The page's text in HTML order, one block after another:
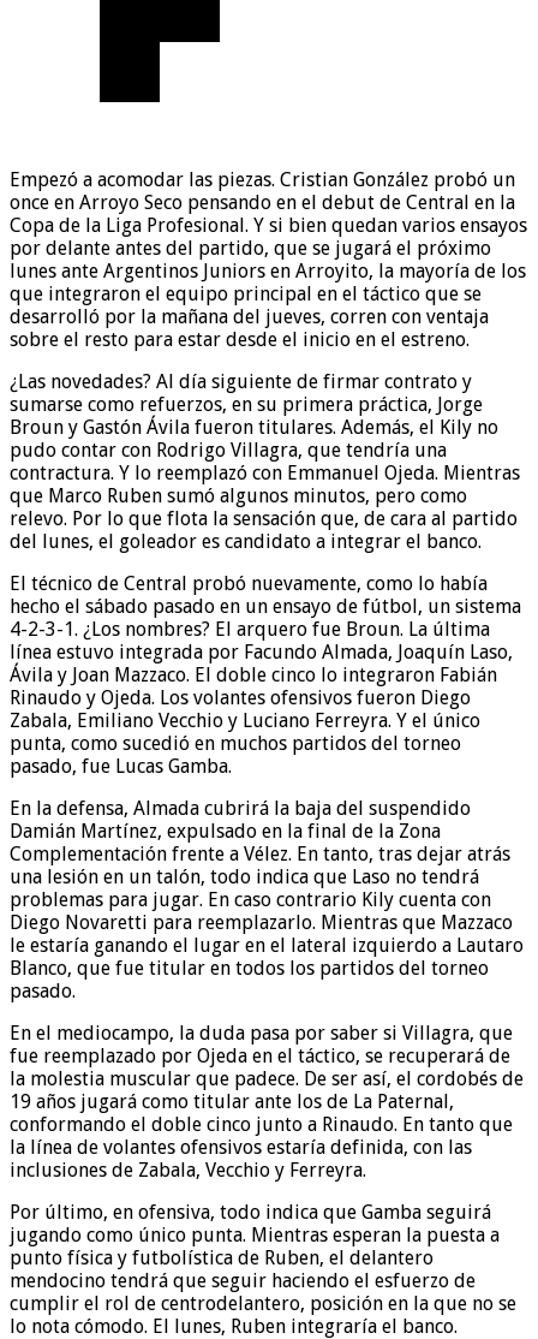
Empezó a acomodar las piezas. Cristian González probó un
once en Arroyo Seco pensando en el debut de Central en la
Copa de la Liga Profesional. Y si bien quedan varios ensayos
por delante antes del partido, que se jugará el próximo
lunes ante Argentinos Juniors en Arroyito, la mayoría de los
que integraron el equipo principal en el táctico que se
desarrolló por la mañana del jueves, corren con ventaja
sobre el resto para estar desde el inicio en el estreno.
¿Las novedades? Al día siguiente de firmar contrato y
sumarse como refuerzos, en su primera práctica, Jorge
Broun y Gastón Ávila fueron titulares. Además, el Kily no
pudo contar con Rodrigo Villagra, que tendría una
contractura. Y lo reemplazó con Emmanuel Ojeda. Mientras
que Marco Ruben sumó algunos minutos, pero como
relevo. Por lo que flota la sensación que, de cara al partido
del lunes, el goleador es candidato a integrar el banco.
El técnico de Central probó nuevamente, como lo había
hecho el sábado pasado en un ensayo de fútbol, un sistema
4-2-3-1. ¿Los nombres? El arquero fue Broun. La última
línea estuvo integrada por Facundo Almada, Joaquín Laso,
Ávila y Joan Mazzaco. El doble cinco lo integraron Fabián
Rinaudo y Ojeda. Los volantes ofensivos fueron Diego
Zabala, Emiliano Vecchio y Luciano Ferreyra. Y el único
punta, como sucedió en muchos partidos del torneo
pasado, fue Lucas Gamba.
En la defensa, Almada cubrirá la baja del suspendido
Damián Martínez, expulsado en la final de la Zona
Complementación frente a Vélez. En tanto, tras dejar atrás
una lesión en un talón, todo indica que Laso no tendrá
problemas para jugar. En caso contrario Kily cuenta con
Diego Novaretti para reemplazarlo. Mientras que Mazzaco
le estaría ganando el lugar en el lateral izquierdo a Lautaro
Blanco, que fue titular en todos los partidos del torneo
pasado.
En el mediocampo, la duda pasa por saber si Villagra, que
fue reemplazado por Ojeda en el táctico, se recuperará de
la molestia muscular que padece. De ser así, el cordobés de
19 años jugará como titular ante los de La Paternal,
conformando el doble cinco junto a Rinaudo. En tanto que
la línea de volantes ofensivos estaría definida, con las
inclusiones de Zabala, Vecchio y Ferreyra.
Por último, en ofensiva, todo indica que Gamba seguirá
jugando como único punta. Mientras esperan la puesta a
punto física y futbolística de Ruben, el delantero
mendocino tendrá que seguir haciendo el esfuerzo de
cumplir el rol de centrodelantero, posición en la que no se
lo nota cómodo. El lunes, Ruben integraría el banco.